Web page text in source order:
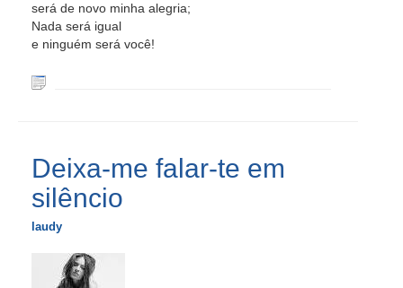
será de novo minha alegria;
Nada será igual
e ninguém será você!
Deixa-me falar-te em
silêncio
laudy